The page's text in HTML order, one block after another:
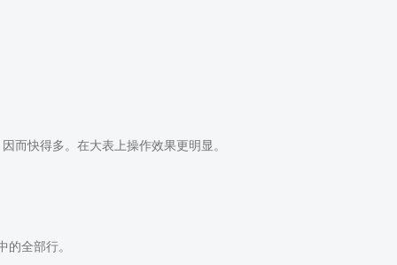
而快得多。在大表上操作效果更明显。
全部行。